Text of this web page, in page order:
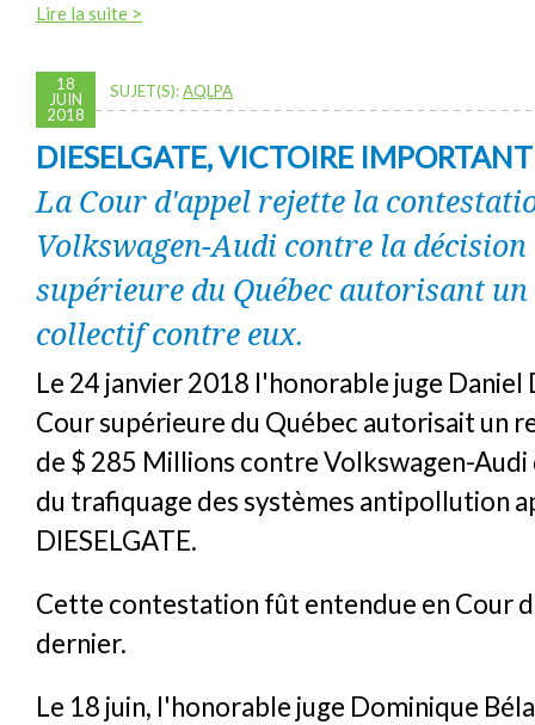
Lire la suite >
18
JUIN
2018
SUJET(S):AQLPA
DIESELGATE, VICTOIRE
La Cour d'appel rejette la
Volkswagen-Audi contre la décision
supérieure du Québec autorisant
collectif contre eux.
Le 24 janvier 2018 l'honorable juge Daniel
Cour supérieure du Québec autorisait un
de $ 285 Millions contre Volkswagen-
du trafiquage des systèmes antipollution
DIESELGATE.
Cette contestation fût entendue en Cour
dernier.
Le 18 juin, l'honorable juge Dominique